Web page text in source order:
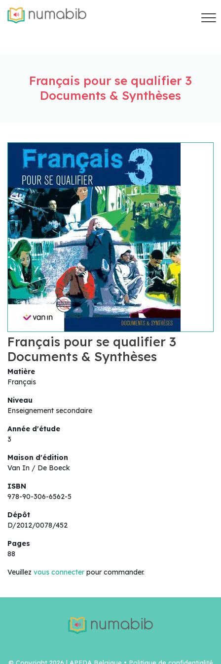
Français pour se qualifier 3
Documents & Synthèses
Français pour se qualifier 3
Documents & Synthèses
Matière
Français
Niveau
Enseignement secondaire
Année d'étude
3
Maison d'édition
Van In / De Boeck
ISBN
978-90-306-6562-5
Dépôt
D/2012/0078/452
Pages
88
Veuillez vous connecter pour commander.